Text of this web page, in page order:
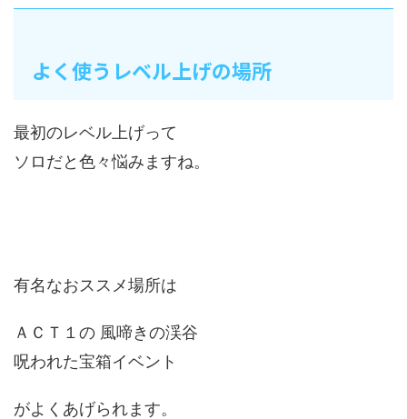
よく使うレベル上げの場所
最初のレベル上げって
ソロだと色々悩みますね。
有名なおススメ場所は
ＡＣＴ１の 風啼きの渓谷
呪われた宝箱イベント
がよくあげられます。